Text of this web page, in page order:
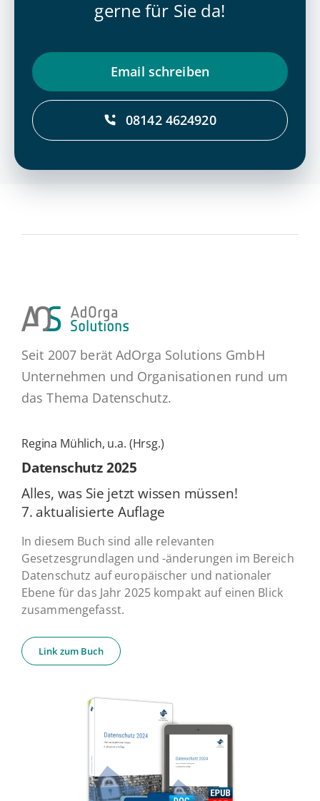
gerne für Sie da!
Email schrei­ben
08142 4624920
Seit 2007 berät AdOrga Solutions GmbH
Unternehmen und Organisationen rund um
das Thema Datenschutz.
Regina Mühlich, u.a. (Hrsg.)
Daten­schutz 2025
Alles, was Sie jetzt wissen müssen!
7. ak­tua­li­sier­te Auflage
In diesem Buch sind alle relevanten
Gesetzesgrundlagen und -änderungen im Bereich
Datenschutz auf europäischer und nationaler
Ebene für das Jahr 2025 kompakt auf einen Blick
zusammengefasst.
Link zum Buch